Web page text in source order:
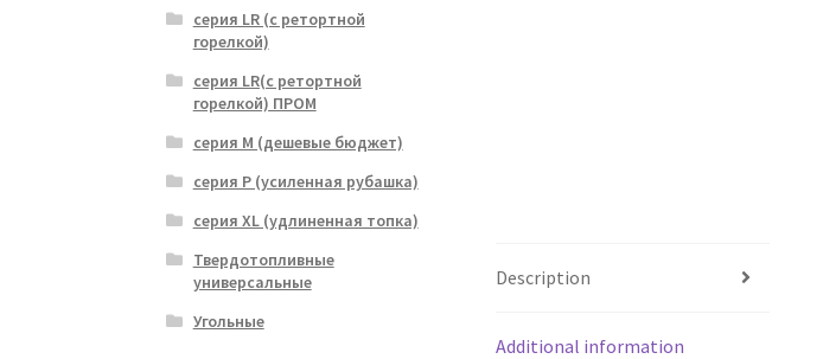
Description
Additional information
серия LR (с ретортной
горелкой)
серия LR(с ретортной
горелкой) ПРОМ
серия M (дешевые бюджет)
серия P (усиленная рубашка)
серия XL (удлиненная топка)
Твердотопливные
универсальные
Угольные